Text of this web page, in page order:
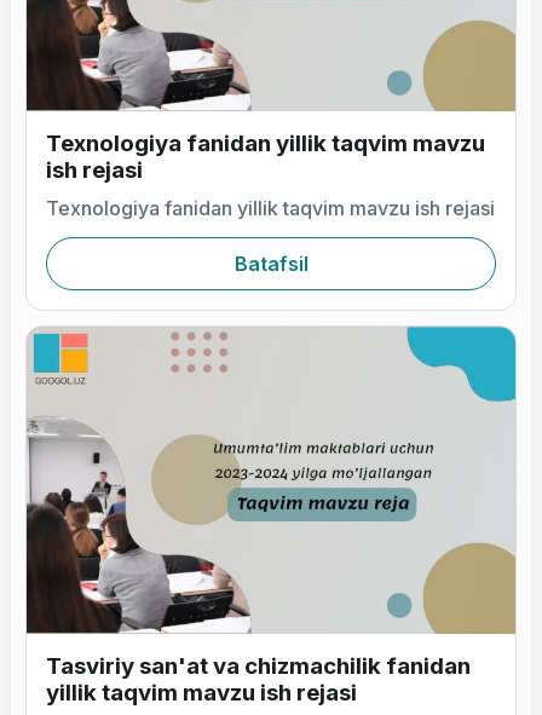
Texnologiya fanidan yillik taqvim mavzu
ish rejasi
Texnologiya fanidan yillik taqvim mavzu ish rejasi
Batafsil
Tasviriy san'at va chizmachilik fanidan
yillik taqvim mavzu ish rejasi